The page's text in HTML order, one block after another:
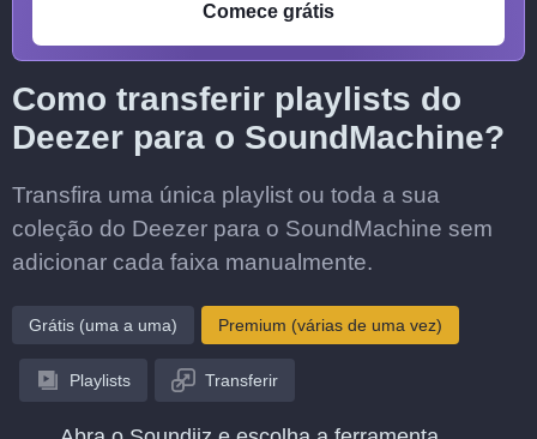
Comece grátis
Como transferir playlists do
Deezer para o SoundMachine?
Transfira uma única playlist ou toda a sua
coleção do Deezer para o SoundMachine sem
adicionar cada faixa manualmente.
Grátis (uma a uma) Premium (várias de uma vez)
Playlists Transferir